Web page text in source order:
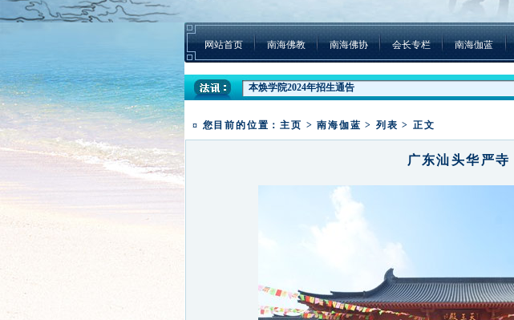
网站首页 南海佛教 南海佛协 会长专栏 南海伽蓝
本焕学院2024年招生通告
一粥一香甜 一年一团圆|释迦牟尼佛成道日弘法寺举办腊八福粥
盛世钟鸣 祈福五洲|深圳弘法寺举行2025新年鸣钟祈福活动
¤ 您目前的位置：主页 >南海伽蓝 > 列表 > 正文
广东汕头华严寺